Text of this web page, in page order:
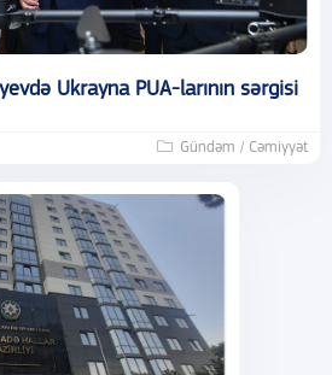
Ukrayna PUA-larının sərgisi
Gündəm / Cəmiyyət